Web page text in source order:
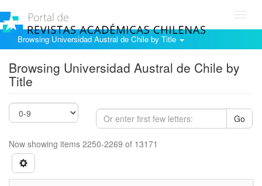
Browsing Universidad Austral de Chile by Title
Browsing Universidad Austral de Chile by
Title
Go
Now showing items 2250-2269 of 13171